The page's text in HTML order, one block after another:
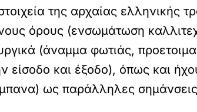
της αρχαίας ελληνικής
όρους (ενσωμάτωση
(άναμμα φωτιάς,
είσοδο και έξοδο), όπως και
ως παράλληλες σημάνσεις